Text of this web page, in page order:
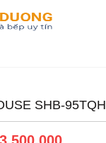
SHB-95TQH